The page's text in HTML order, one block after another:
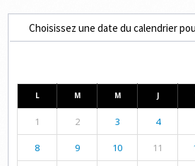
Choisissez une date du calendrier
L M M J
1 2 3 4
8 9 10 11